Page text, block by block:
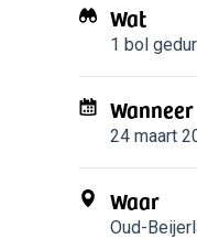
Wat
1 bol
Wanneer
24 maart
Waar
Oud-